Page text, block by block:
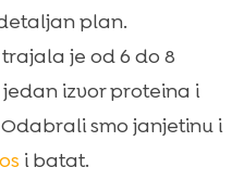
plan.
je od 6 do 8
izvor proteina i
smo janjetinu i
i batat.